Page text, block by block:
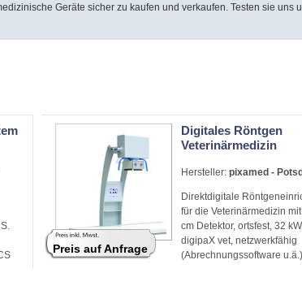
Geräte sicher zu kaufen und verkaufen. Testen sie uns
Digitales Röntgen
Veterinärmedizin
Hersteller: pixamed -
Direktdigitale
für die Veterinärmedizin
cm Detektor, ortsfest, 32
digipaX vet, netzwerkfähig
(Abrechnungssoftware u.ä.)
Preis auf Anfrage